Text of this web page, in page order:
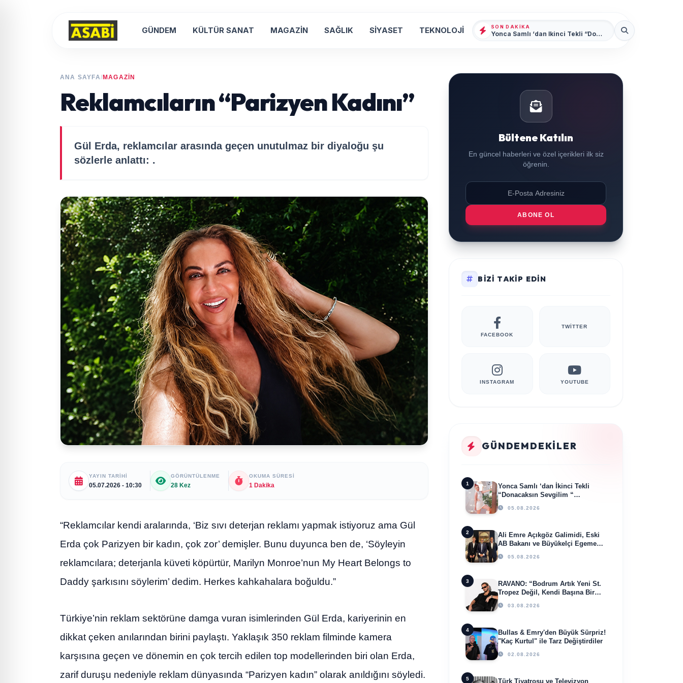
GÜNDEM KÜLTÜR SANAT MAGAZİN SAĞLIK SİYASET TEKNOLOJİ SON DAKIKA
Yonca Samlı ‘dan İkinci Tekli “Donacaksın Sevgilim “ yayımlandı
ANA SAYFA/ MAGAZİN
Reklamcıların “Parizyen Kadını”
Gül Erda, reklamcılar arasında geçen unutulmaz bir diyaloğu şu
sözlerle anlattı: .
YAYIN TARIHI
05.07.2026 - 10:30
GÖRÜNTÜLENME
28 Kez
OKUMA SÜRESI
1 Dakika
“Reklamcılar kendi aralarında, ‘Biz sıvı deterjan reklamı yapmak istiyoruz ama Gül
Erda çok Parizyen bir kadın, çok zor’ demişler. Bunu duyunca ben de, ‘Söyleyin
reklamcılara; deterjanla küveti köpürtür, Marilyn Monroe’nun My Heart Belongs to
Daddy şarkısını söylerim’ dedim. Herkes kahkahalara boğuldu.”
Türkiye’nin reklam sektörüne damga vuran isimlerinden Gül Erda, kariyerinin en
dikkat çeken anılarından birini paylaştı. Yaklaşık 350 reklam filminde kamera
karşısına geçen ve dönemin en çok tercih edilen top modellerinden biri olan Erda,
zarif duruşu nedeniyle reklam dünyasında “Parizyen kadın” olarak anıldığını söyledi.
Bültene Katılın
En güncel haberleri ve özel içerikleri ilk siz
öğrenin.
ABONE OL
BIZI TAKIP EDIN
FACEBOOK
TWITTER
INSTAGRAM YOUTUBE
GÜNDEMDEKILER
1
Yonca Samlı ‘dan İkinci Tekli
“Donacaksın Sevgilim “
yayımlandı
05.08.2026
2
Ali Emre Açıkgöz Galimidi, Eski
AB Bakanı ve Büyükelçi Egemen
Bağış ile Bir Araya Geldi
05.08.2026
3
RAVANO: “Bodrum Artık Yeni St.
Tropez Değil, Kendi Başına Bir
Referans”
03.08.2026
4
Bullas & Emry'den Büyük Sürpriz!
"Kaç Kurtul" ile Tarz Değiştirdiler
02.08.2026
5
Türk Tiyatrosu ve Televizyon